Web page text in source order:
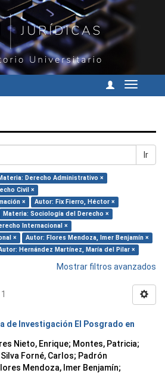
Cambiar
Ir
Derecho Administrativo ×
Civil ×
×
Autor: Fix Fierro, Héctor ×
Materia: Sociología del Derecho ×
Internacional ×
×
Autor: Flores Mendoza, Imer Benjamín ×
Hernández Martínez, María del Pilar ×
Mostrar filtros avanzados
de Investigación El Posgrado en
Nieto, Enrique; Montes, Patricia;
Silva Forné, Carlos; Padrón
Mendoza, Imer Benjamín;